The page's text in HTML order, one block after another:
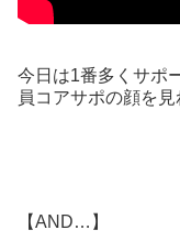
今日は1番多くサポ
員コアサポの顔を
【AND…】